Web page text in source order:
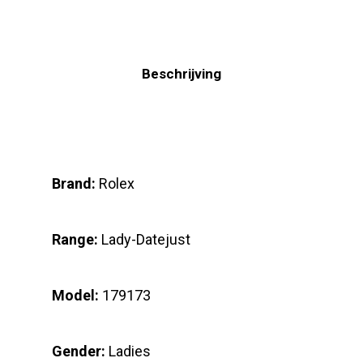
Beschrijving
Brand: Rolex
Range: Lady-Datejust
Model: 179173
Gender: Ladies